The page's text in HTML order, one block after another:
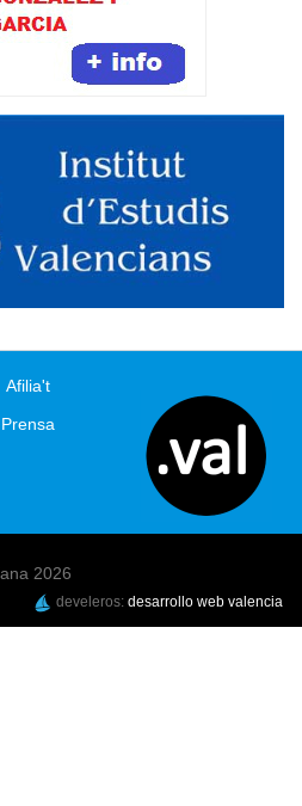
Afilia't
Prensa
2026
develeros:desarrollo web valencia